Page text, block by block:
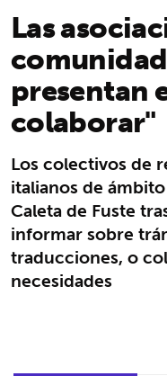
Las
presentan
colaborar"
Los colectivos de
italianos de
Caleta de Fuste
informar sobre
traducciones, o
necesidades